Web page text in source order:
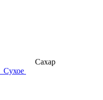
Сахар
Сухое